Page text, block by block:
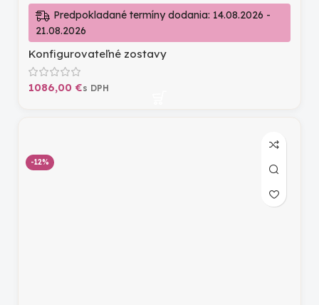
Predpokladané termíny dodania: 14.08.2026 -
21.08.2026
Konfigurovateľné zostavy
€
-12%